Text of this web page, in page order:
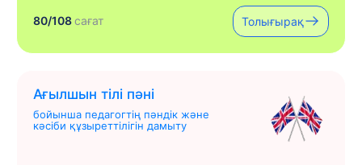
80/108сағат Толығырақ
Ағылшын тілі пәні
бойынша педагогтің пәндік және
кәсіби құзыреттілігін дамыту